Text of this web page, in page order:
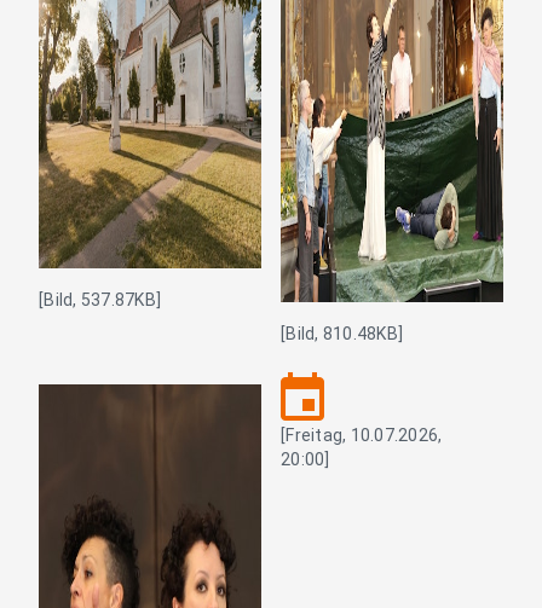
[Bild, 537.87KB]
[Bild, 810.48KB]
event
[Freitag, 10.07.2026,
20:00]